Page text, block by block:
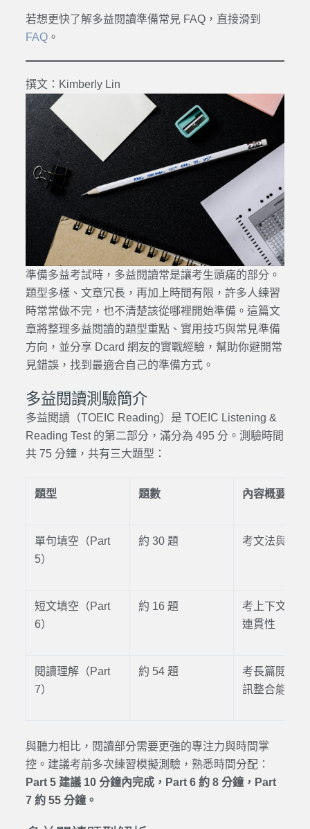
若想更快了解多益閱讀準備常見 FAQ，直接滑到
FAQ。
撰文：Kimberly Lin
準備多益考試時，多益閱讀常是讓考生頭痛的部分。
題型多樣、文章冗長，再加上時間有限，許多人練習
時常常做不完，也不清楚該從哪裡開始準備。這篇文
章將整理多益閱讀的題型重點、實用技巧與常見準備
方向，並分享 Dcard 網友的實戰經驗，幫助你避開常
見錯誤，找到最適合自己的準備方式。
多益閱讀測驗簡介
多益閱讀（TOEIC Reading）是 TOEIC Listening &
Reading Test 的第二部分，滿分為 495 分。測驗時間
共 75 分鐘，共有三大題型：
題型 題數 內容概要
單句填空（Part
5）
約 30 題 考文法與字彙
短文填空（Part
6）
約 16 題
考上下文理
連貫性
閱讀理解（Part
7）
約 54 題
考長篇閱讀
訊整合能力
與聽力相比，閱讀部分需要更強的專注力與時間掌
控。建議考前多次練習模擬測驗，熟悉時間分配：
Part 5 建議 10 分鐘內完成，Part 6 約 8 分鐘，Part
7 約 55 分鐘。